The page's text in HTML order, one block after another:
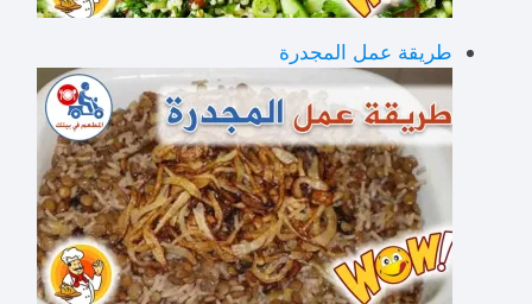
طريقة عمل المجدرة